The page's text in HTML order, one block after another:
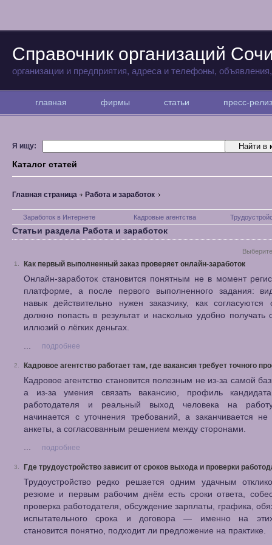
Справочник организаций
организации и предприятия, адреса и телефоны,
главная фирмы статьи пресс-
Я ищу:
Каталог статей
Главная страница Работа и заработок
Заработок в Интернете Кадровые агентства
Статьи раздела Работа и заработок
1. Как первый выполненный заказ проверяет онлайн-заработок
Онлайн-заработок становится понятным не в момент
платформе, а после первого выполненного задания:
навык действительно нужен заказчику, как согласуются
должно попасть в результат и насколько удобно получать
иллюзий о лёгких деньгах.
...
подробнее
2. Кадровое агентство работает там, где вакансия требует точного
Кадровое агентство становится полезным не из-за самой
а из-за умения связать вакансию, профиль
работодателя и реальный выход человека на
начинается с уточнения требований, а заканчивается не
анкеты, а согласованным решением между сторонами.
...
подробнее
3. Где трудоустройство зависит от сроков выхода и проверки
Трудоустройство редко решается одним удачным
резюме и первым рабочим днём есть сроки ответа,
проверка работодателя, обсуждение зарплаты, графика,
испытательного срока и договора — именно на
становится понятно, подходит ли предложение на практике.